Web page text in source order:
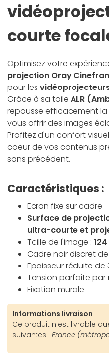
courte
Optimisez votre
projection Oray
pour les
Grâce à sa toile ALR
repousse efficacement
vous offrir des images
Profitez d'un confort
coeur de vos contenus
sans précédent.
Caractéristiques :
Ecran fixe sur cadre
Surface de
ultra-courte et
Taille de l'image :
Cadre noir discret de
Epaisseur réduite de
Tension parfaite par
Fixation murale
Informations livraison
Ce produit n'est livrable
suivantes : France